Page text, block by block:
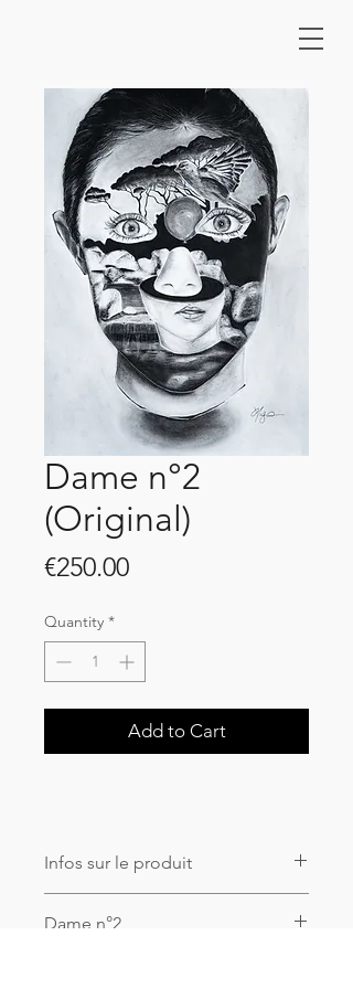
Dame n°2
(Original)
€250.00Price
Quantity *
Add to Cart
Infos sur le produit
Dame n°2